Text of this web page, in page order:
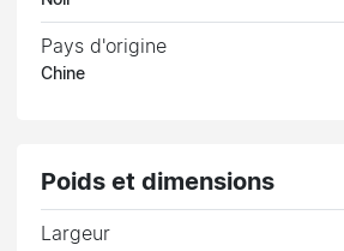
Pays d'origine
Chine
Poids et dimensions
Largeur